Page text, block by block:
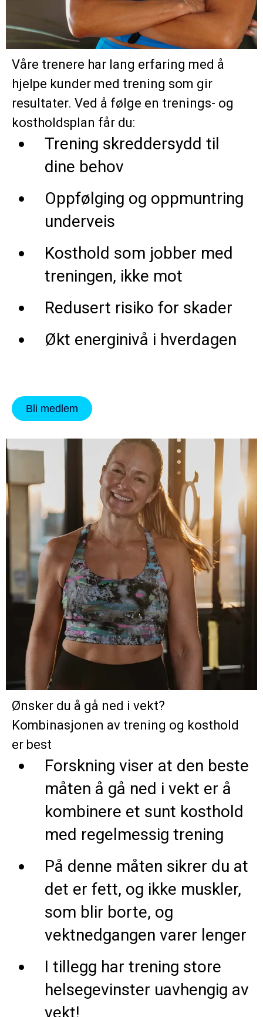
Våre trenere har lang erfaring med å
hjelpe kunder med trening som gir
resultater. Ved å følge en trenings- og
kostholdsplan får du:
Trening skreddersydd til
dine behov
Oppfølging og oppmuntring
underveis
Kosthold som jobber med
treningen, ikke mot
Redusert risiko for skader
Økt energinivå i hverdagen
Bli medlem
Ønsker du å gå ned i vekt?
Kombinasjonen av trening og kosthold
er best
Forskning viser at den beste
måten å gå ned i vekt er å
kombinere et sunt kosthold
med regelmessig trening
På denne måten sikrer du at
det er fett, og ikke muskler,
som blir borte, og
vektnedgangen varer lenger
I tillegg har trening store
helsegevinster uavhengig av
vekt!